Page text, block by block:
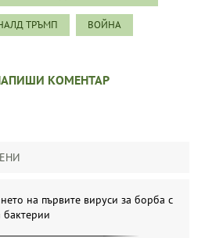
ТРЪМП ВОЙНА
КОМЕНТАР
на първите вируси за борба с
бактерии